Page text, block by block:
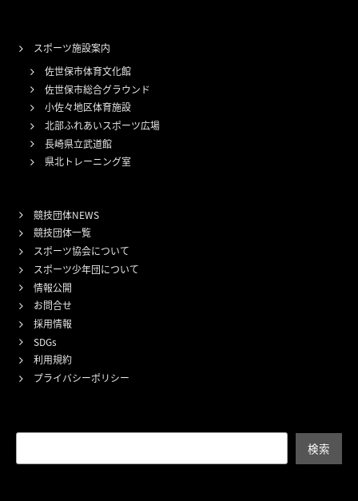
スポーツ施設案内
佐世保市体育文化館
佐世保市総合グラウンド
小佐々地区体育施設
北部ふれあいスポーツ広場
長崎県立武道館
県北トレーニング室
競技団体NEWS
競技団体一覧
スポーツ協会について
スポーツ少年団について
情報公開
お問合せ
採用情報
SDGs
利用規約
プライバシーポリシー
検索